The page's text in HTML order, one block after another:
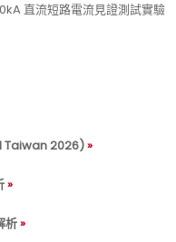
直流短路電流見證測試實驗
Taiwan 2026)
析